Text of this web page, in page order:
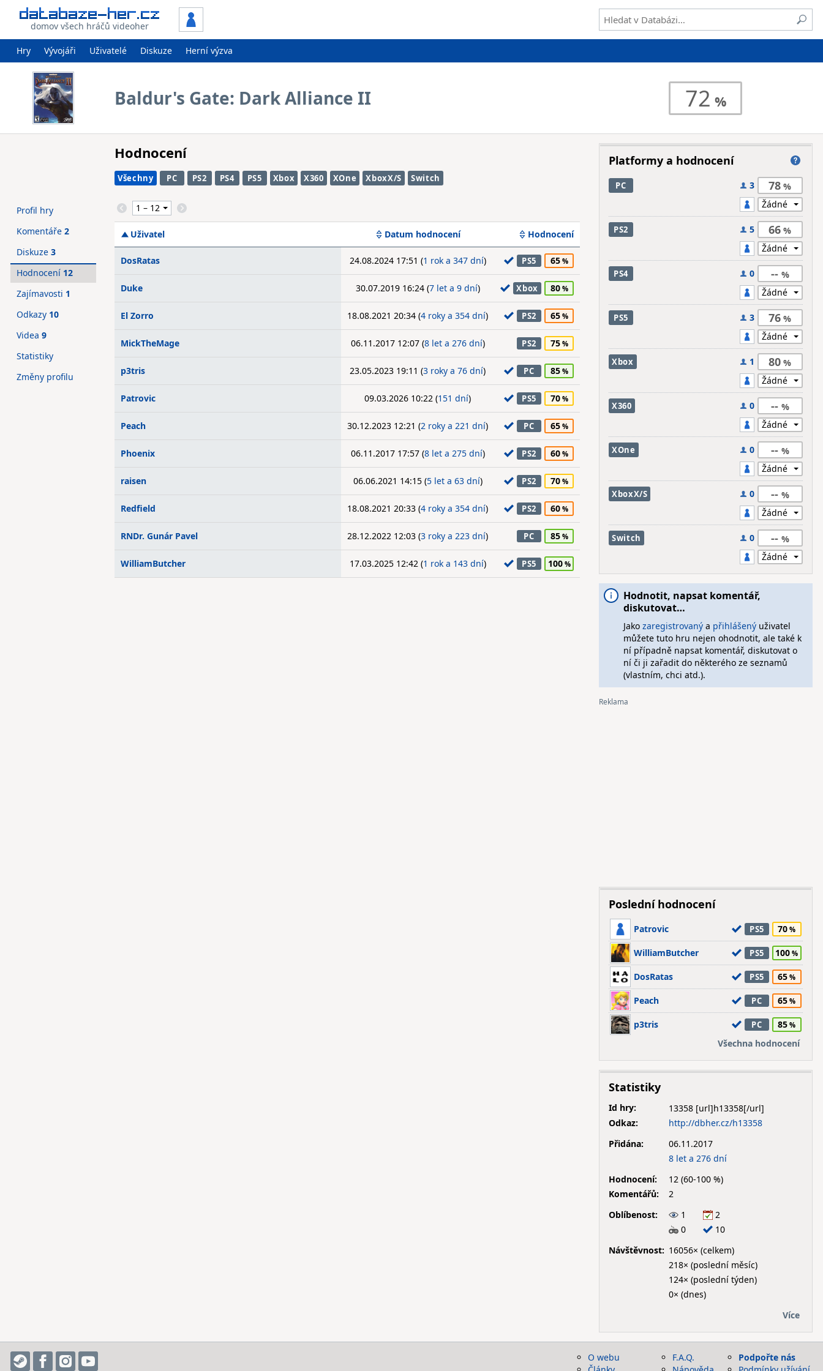
domov všech hráčů videoher
Hry Vývojáři Uživatelé Diskuze Herní výzva
Baldur's Gate: Dark Alliance II 72
Hodnocení
Všechny PC PS2 PS4 PS5 Xbox X360 XOne XboxX/S Switch
Uživatel Datum hodnocení Hodnocení
DosRatas 24.08.2024 17:51 (1 rok a 347 dní) PS5 65
Duke 30.07.2019 16:24 (7 let a 9 dní) Xbox 80
El Zorro 18.08.2021 20:34 (4 roky a 354 dní) PS2 65
MickTheMage 06.11.2017 12:07 (8 let a 276 dní) PS2 75
p3tris 23.05.2023 19:11 (3 roky a 76 dní) PC 85
Patrovic 09.03.2026 10:22 (151 dní) PS5 70
Peach 30.12.2023 12:21 (2 roky a 221 dní) PC 65
Phoenix 06.11.2017 17:57 (8 let a 275 dní) PS2 60
raisen 06.06.2021 14:15 (5 let a 63 dní) PS2 70
Redfield 18.08.2021 20:33 (4 roky a 354 dní) PS2 60
RNDr. Gunár Pavel 28.12.2022 12:03 (3 roky a 223 dní) PC 85
WilliamButcher 17.03.2025 12:42 (1 rok a 143 dní) PS5 100
Profil hry
Komentáře 2
Diskuze 3
Hodnocení 12
Zajímavosti 1
Odkazy 10
Videa 9
Statistiky
Změny profilu
Platformy a hodnocení
PC 3 78
PS2 5 66
PS4 0 --
PS5 3 76
Xbox 1 80
X360 0 --
XOne 0 --
XboxX/S 0 --
Switch 0 --
Hodnotit, napsat komentář,
diskutovat…
Jako zaregistrovanýa přihlášenýuživatel
můžete tuto hru nejen ohodnotit, ale také k
ní případně napsat komentář, diskutovat o
ní či ji zařadit do některého ze seznamů
(vlastním, chci atd.).
Poslední hodnocení
Patrovic PS5 70
WilliamButcher PS5 100
DosRatas PS5 65
Peach PC 65
p3tris PC
85
Všechna hodnocení
Statistiky
Id hry:
13358
Odkaz:
http://dbher.cz/h13358
Přidána:
06.11.2017
8 let a 276 dní
Hodnocení:
12 (60-100 %)
Komentářů:
2
Oblíbenost:
1
2
0
10
Návštěvnost: 16056× (celkem)
218× (poslední měsíc)
124× (poslední týden)
0× (dnes)
Více
O webu
F.A.Q.
Podpořte nás